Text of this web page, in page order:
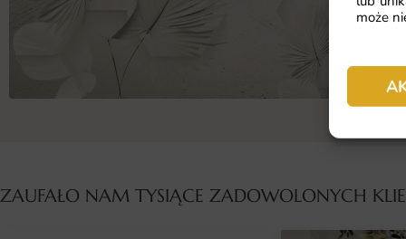
może
ZAUFAŁO NAM TYSIĄCE ZADOWOLONYCH